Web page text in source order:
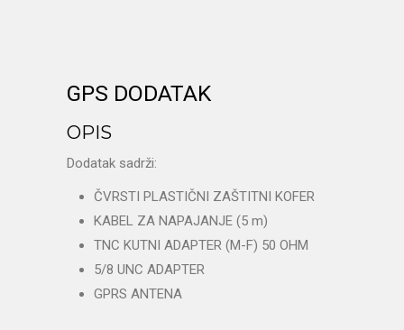
GPS DODATAK
OPIS
Dodatak sadrži:
ČVRSTI PLASTIČNI ZAŠTITNI KOFER
KABEL ZA NAPAJANJE (5 m)
TNC KUTNI ADAPTER (M-F) 50 OHM
5/8 UNC ADAPTER
GPRS ANTENA